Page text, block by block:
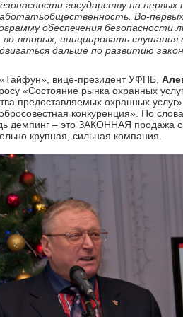
государству на первых
общественность. Во-первых
обеспечения безопасности
во-вторых инициировать слушания
дальше по развитию
вице-президент УФПБ,
«Состояние рынка охранных
предоставляемых охранных
конкуренция». По
демпинг – это ЗАКОННАЯ продажа
крупная, сильная компания.